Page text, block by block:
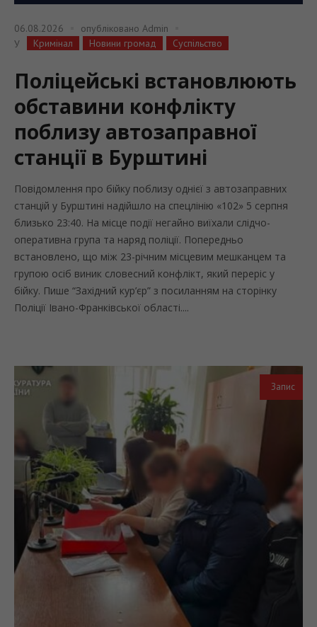
06.08.2026 опубліковано Admin
У
Кримінал Новини громад Суспільство
Поліцейські встановлюють
обставини конфлікту
поблизу автозаправної
станції в Бурштині
Повідомлення про бійку поблизу однієї з автозаправних
станцій у Бурштині надійшло на спецлінію «102» 5 серпня
близько 23:40. На місце події негайно виїхали слідчо-
оперативна група та наряд поліції. Попередньо
встановлено, що між 23-річним місцевим мешканцем та
групою осіб виник словесний конфлікт, який переріс у
бійку. Пише “Західний кур’єр” з посиланням на сторінку
Поліції Івано-Франківської області....
Запис